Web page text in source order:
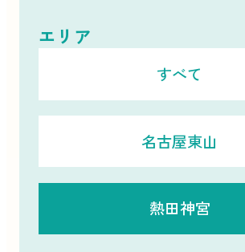
エリア
すべて
名古屋東山
熱田神宮